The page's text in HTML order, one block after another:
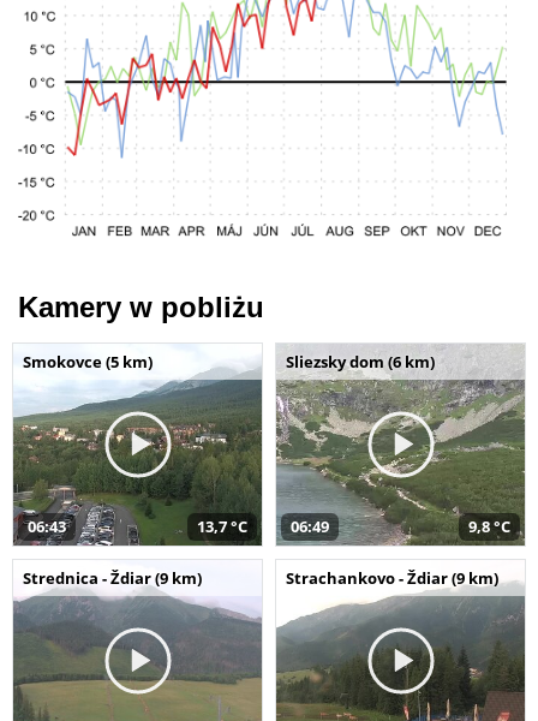
Kamery w pobliżu
Smokovce (5 km)
06:43 13,7 °C
Sliezsky dom (6 km)
06:49 9,8 °C
Strednica - Ždiar (9 km) Strachankovo - Ždiar (9 km)